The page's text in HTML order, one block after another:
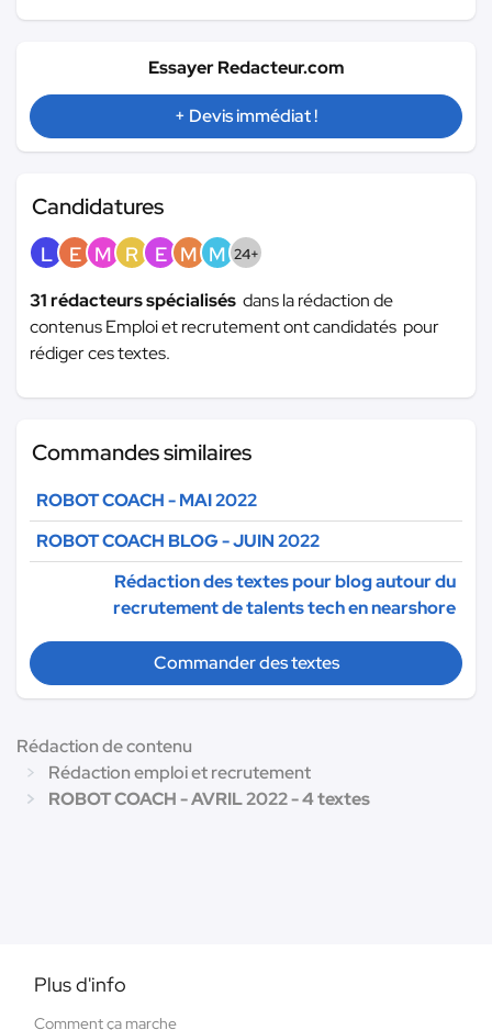
Essayer Redacteur.com
+ Devis immédiat !
Candidatures
L E M R E M M 24+
31 rédacteurs spécialisés dans la rédaction de
contenus Emploi et recrutement ont candidatés pour
rédiger ces textes.
Commandes similaires
ROBOT COACH - MAI 2022
ROBOT COACH BLOG - JUIN 2022
Rédaction des textes pour blog autour du
recrutement de talents tech en nearshore
Commander des textes
Rédaction de contenu
Rédaction emploi et recrutement
ROBOT COACH - AVRIL 2022 - 4 textes
Plus d'info
Comment ça marche